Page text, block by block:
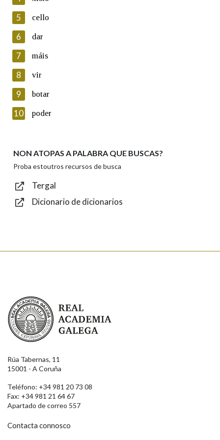
Lin e acepto as condicións da política de
Introduce o código que aparece na imaxe:
Texto de verificación
Enviar
5 cello
6 dar
7 máis
8 vir
9 botar
10 poder
NON ATOPAS A PALABRA QUE BUSCAS?
Proba estoutros recursos de busca
Tergal
Dicionario de dicionarios
Real Academia Galega
Rúa Tabernas, 11
15001 - A Coruña
Teléfono: +34 981 20 73 08
Fax: +34 981 21 64 67
Apartado de correo 557
Contacta connosco